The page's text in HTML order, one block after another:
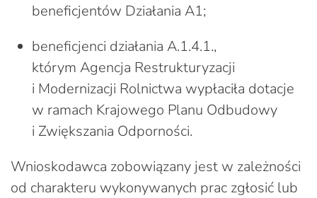
beneficjentów Działania A1;
beneficjenci działania A.1.4.1.,
którym Agencja Restrukturyzacji
i Modernizacji Rolnictwa wypłaciła dotacje
w ramach Krajowego Planu Odbudowy
i Zwiększania Odporności.
Wnioskodawca zobowiązany jest w zależności
od charakteru wykonywanych prac zgłosić lub